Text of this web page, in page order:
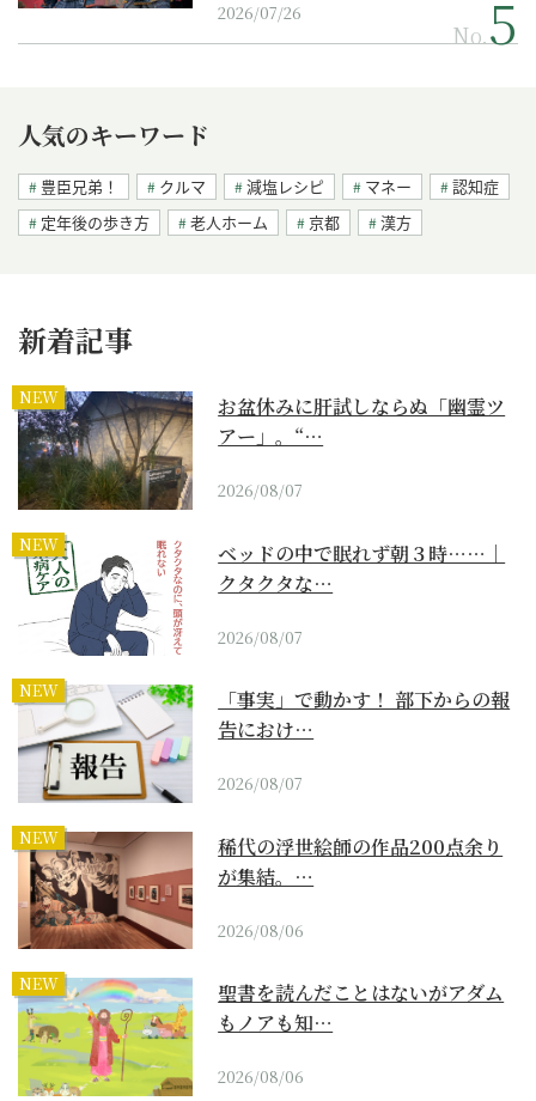
2026/07/26
No.
人気のキーワード
豊臣兄弟！ クルマ 減塩レシピ マネー
認知症
定年後の歩き方
老人ホーム 京都 漢方
新着記事
NEW
お盆休みに肝試しならぬ「幽霊ツ
アー」。“…
2026/08/07
NEW
ベッドの中で眠れず朝３時……｜
クタクタな…
2026/08/07
NEW
「事実」で動かす！ 部下からの報
告におけ…
2026/08/07
NEW
稀代の浮世絵師の作品200点余り
が集結。…
2026/08/06
NEW
聖書を読んだことはないがアダム
もノアも知…
2026/08/06